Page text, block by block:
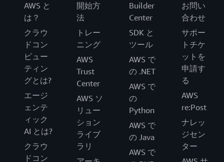
AWS と
は？
クラウ
ドコン
ピュー
ティン
グとは?
エージ
ェンテ
ィック
AI とは?
クラウ
ドコン
開始方
法
トレー
ニング
AWS
Trust
Center
AWS ソ
リュー
ション
ライブ
ラリ
Builder
Center
SDK と
ツール
AWS で
の .NET
AWS で
の
Python
AWS で
の Java
AWS で
お問い
合わせ
サポー
トチケ
ットを
申請す
る
AWS
re:Post
ナレッ
ジセン
ター